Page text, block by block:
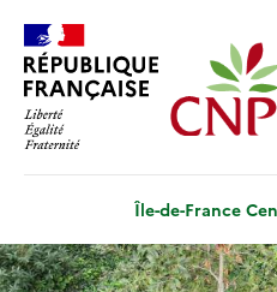
contenu
principal
Île-de-France